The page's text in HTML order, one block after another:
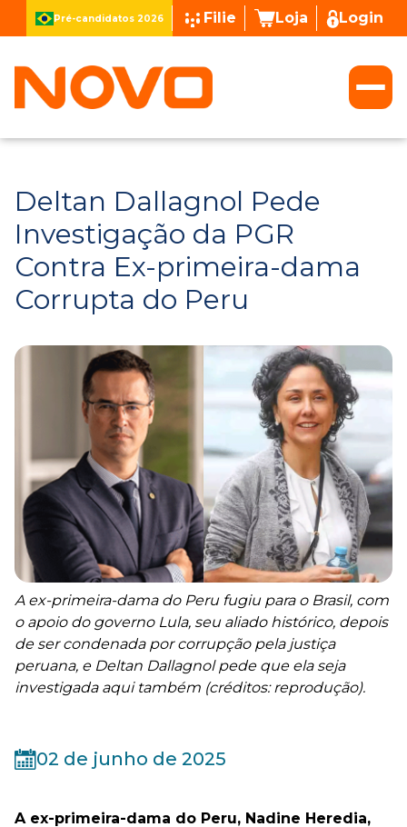
Pré-candidatos 2026 Filie Loja Login
Deltan Dallagnol Pede
Investigação da PGR
Contra Ex-primeira-dama
Corrupta do Peru
A ex-primeira-dama do Peru fugiu para o Brasil, com
o apoio do governo Lula, seu aliado histórico, depois
de ser condenada por corrupção pela justiça
peruana, e Deltan Dallagnol pede que ela seja
investigada aqui também (créditos: reprodução).
02 de junho de 2025
A ex-primeira-dama do Peru, Nadine Heredia,